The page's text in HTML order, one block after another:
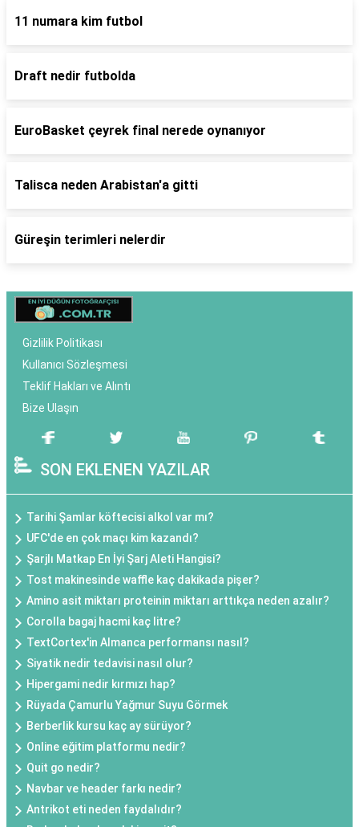
11 numara kim futbol
Draft nedir futbolda
EuroBasket çeyrek final nerede oynanıyor
Talisca neden Arabistan'a gitti
Güreşin terimleri nelerdir
Gizlilik Politikası
Kullanıcı Sözleşmesi
Teklif Hakları ve Alıntı
Bize Ulaşın
SON EKLENEN YAZILAR
Tarihi Şamlar köftecisi alkol var mı?
UFC'de en çok maçı kim kazandı?
Şarjlı Matkap En İyi Şarj Aleti Hangisi?
Tost makinesinde waffle kaç dakikada pişer?
Amino asit miktarı proteinin miktarı arttıkça neden azalır?
Corolla bagaj hacmi kaç litre?
TextCortex'in Almanca performansı nasıl?
Siyatik nedir tedavisi nasıl olur?
Hipergami nedir kırmızı hap?
Rüyada Çamurlu Yağmur Suyu Görmek
Berberlik kursu kaç ay sürüyor?
Online eğitim platformu nedir?
Quit go nedir?
Navbar ve header farkı nedir?
Antrikot eti neden faydalıdır?